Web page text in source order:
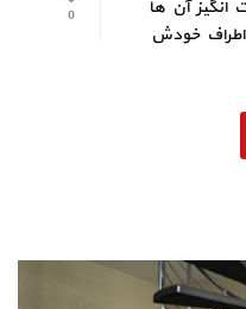
0
انگیز آن ها
اطراف خودش